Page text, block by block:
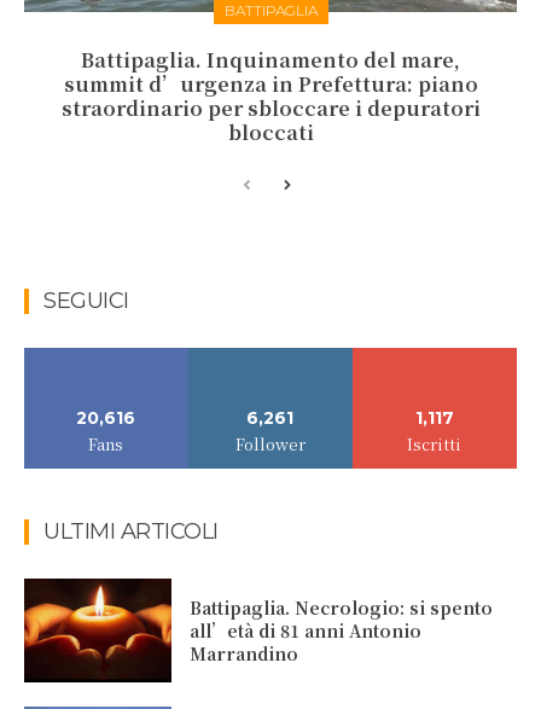
BATTIPAGLIA
Battipaglia. Inquinamento del mare,
summit d’urgenza in Prefettura: piano
straordinario per sbloccare i depuratori
bloccati
SEGUICI
20,616
Fans
6,261
Follower
1,117
Iscritti
ULTIMI ARTICOLI
Battipaglia. Necrologio: si spento
all’età di 81 anni Antonio
Marrandino